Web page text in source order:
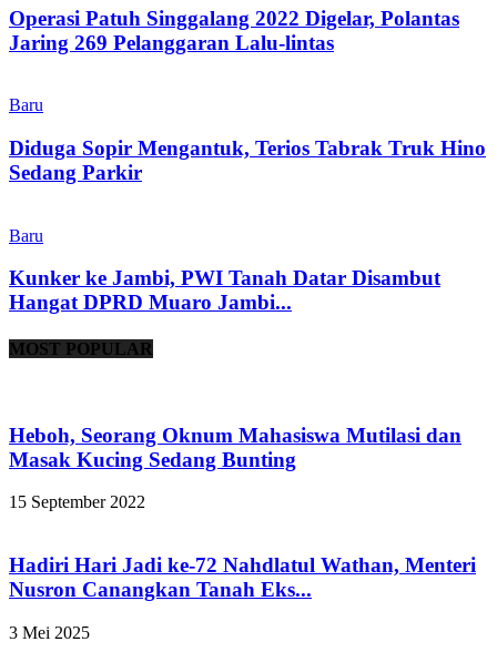
Operasi Patuh Singgalang 2022 Digelar, Polantas
Jaring 269 Pelanggaran Lalu-lintas
Baru
Diduga Sopir Mengantuk, Terios Tabrak Truk Hino
Sedang Parkir
Baru
Kunker ke Jambi, PWI Tanah Datar Disambut
Hangat DPRD Muaro Jambi...
MOST POPULAR
Heboh, Seorang Oknum Mahasiswa Mutilasi dan
Masak Kucing Sedang Bunting
15 September 2022
Hadiri Hari Jadi ke-72 Nahdlatul Wathan, Menteri
Nusron Canangkan Tanah Eks...
3 Mei 2025